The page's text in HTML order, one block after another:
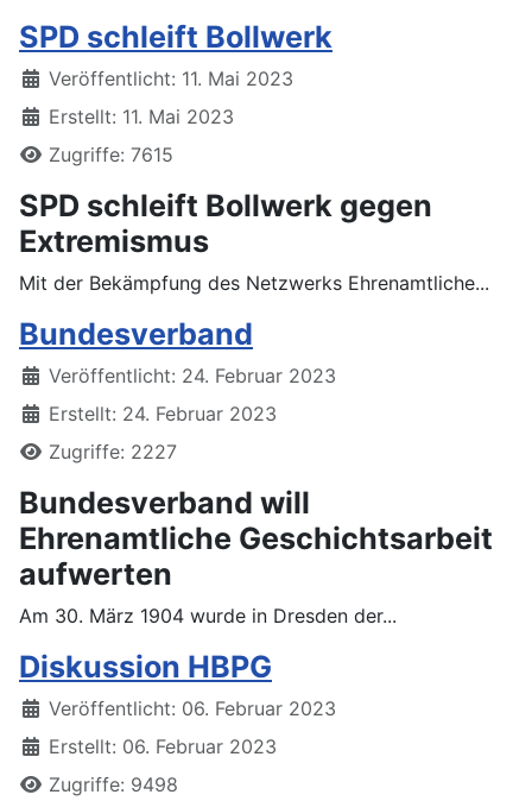
SPD schleift Bollwerk
Details
Veröffentlicht: 11. Mai 2023
Erstellt: 11. Mai 2023
Zugriffe: 7615
SPD schleift Bollwerk gegen
Extremismus
Mit der Bekämpfung des Netzwerks Ehrenamtliche...
Bundesverband
Details
Veröffentlicht: 24. Februar 2023
Erstellt: 24. Februar 2023
Zugriffe: 2227
Bundesverband will
Ehrenamtliche Geschichtsarbeit
aufwerten
Am 30. März 1904 wurde in Dresden der...
Diskussion HBPG
Details
Veröffentlicht: 06. Februar 2023
Erstellt: 06. Februar 2023
Zugriffe: 9498